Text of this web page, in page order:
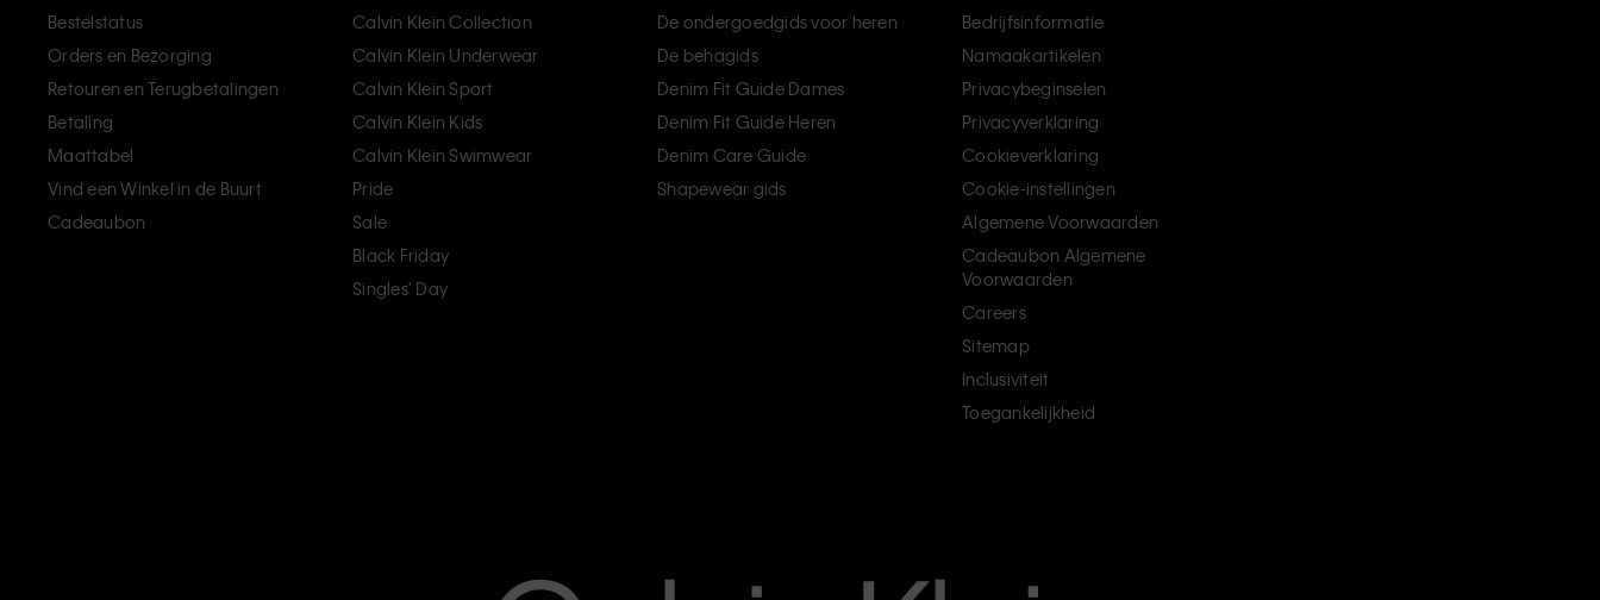
Bestelstatus
Orders en Bezorging
Retouren en Terugbetalingen
Betaling
Maattabel
Vind een Winkel in de Buurt
Cadeaubon
Calvin Klein Collection
Calvin Klein Underwear
Calvin Klein Sport
Calvin Klein Kids
Calvin Klein Swimwear
Pride
Sale
Black Friday
Singles' Day
De ondergoedgids voor heren
De behagids
Denim Fit Guide Dames
Denim Fit Guide Heren
Denim Care Guide
Shapewear gids
Bedrijfsinformatie
Namaakartikelen
Privacybeginselen
Privacyverklaring
Cookieverklaring
Cookie-instellingen
Algemene Voorwaarden
Cadeaubon Algemene
Voorwaarden
Careers
Sitemap
Inclusiviteit
Toegankelijkheid